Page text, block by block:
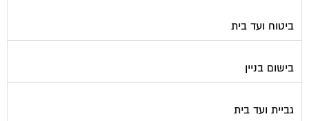
ביטוח ועד בית
בישום בניין
גביית ועד בית